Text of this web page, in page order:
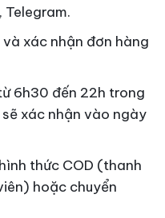
Telegram.
xác nhận đơn hàng
6h30 đến 22h trong
xác nhận vào ngày
thức COD (thanh
hoặc chuyển